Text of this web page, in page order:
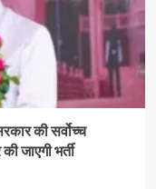
की सर्वोच्च
जाएगी भर्ती